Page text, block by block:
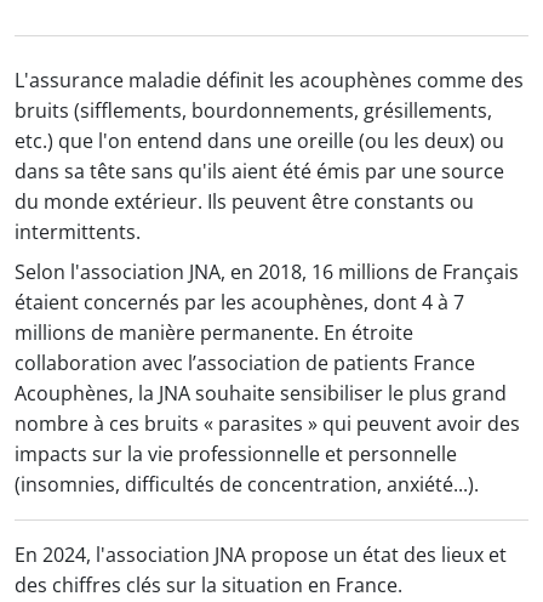
L'assurance maladie définit les acouphènes comme des
bruits (sifflements, bourdonnements, grésillements,
etc.) que l'on entend dans une oreille (ou les deux) ou
dans sa tête sans qu'ils aient été émis par une source
du monde extérieur. Ils peuvent être constants ou
intermittents.
Selon l'association JNA, en 2018, 16 millions de Français
étaient concernés par les acouphènes, dont 4 à 7
millions de manière permanente. En étroite
collaboration avec l’association de patients France
Acouphènes, la JNA souhaite sensibiliser le plus grand
nombre à ces bruits « parasites » qui peuvent avoir des
impacts sur la vie professionnelle et personnelle
(insomnies, difficultés de concentration, anxiété...).
En 2024, l'association JNA propose un état des lieux et
des chiffres clés sur la situation en France.